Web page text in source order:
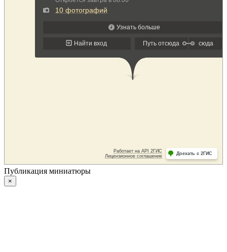
Публикация миниатюры
×